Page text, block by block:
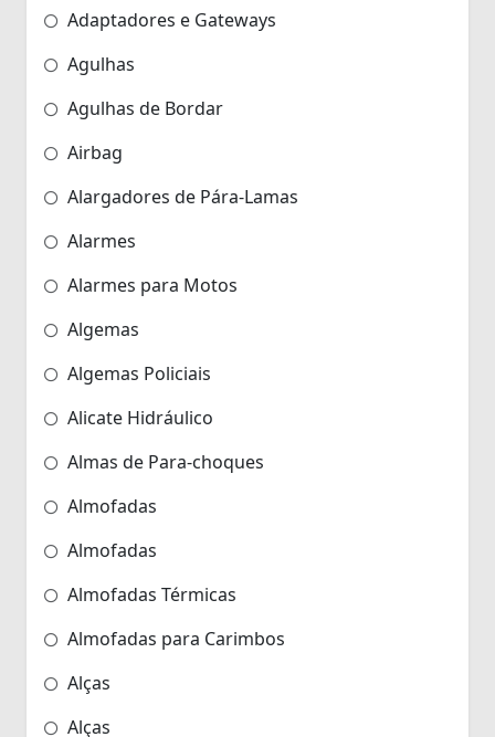
Adaptadores e Gateways
Agulhas
Agulhas de Bordar
Airbag
Alargadores de Pára-Lamas
Alarmes
Alarmes para Motos
Algemas
Algemas Policiais
Alicate Hidráulico
Almas de Para-choques
Almofadas
Almofadas
Almofadas Térmicas
Almofadas para Carimbos
Alças
Alças